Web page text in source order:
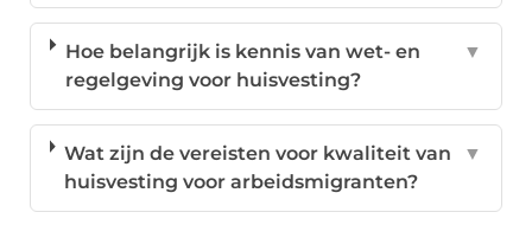
Hoe belangrijk is kennis van wet- en
regelgeving voor huisvesting?
▼
Wat zijn de vereisten voor kwaliteit van
huisvesting voor arbeidsmigranten?
▼